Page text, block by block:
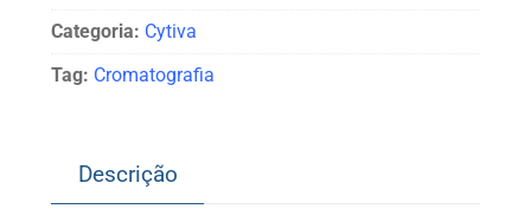
Categoria: Cytiva
Tag: Cromatografia
Descrição